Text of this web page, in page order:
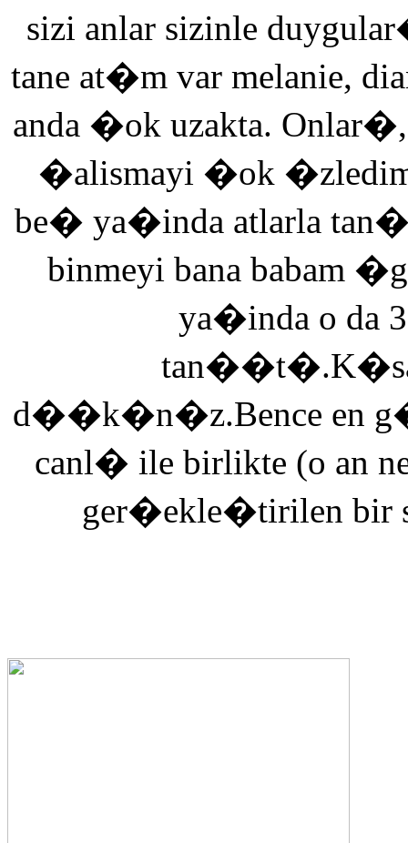
sizi anlar sizinle
tane at�m var melanie,
anda �ok uzakta.
�alismayi �ok
be� ya�inda atlarla
binmeyi bana babam
ya�inda o da
d��k�n�z.Bence en
canl� ile birlikte (o an
ger�ekle�tirilen bir